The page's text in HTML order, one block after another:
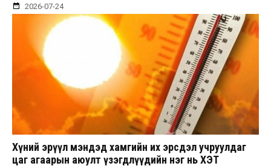
2026-07-24
Хүний эрүүл мэндэд хамгийн их эрсдэл учруулдаг
цаг агаарын аюулт үзэгдлүүдийн нэг нь ХЭТ